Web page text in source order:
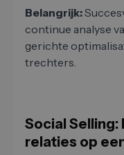
Belangrijk:
continue analyse
gerichte
trechters.
Social
relaties op